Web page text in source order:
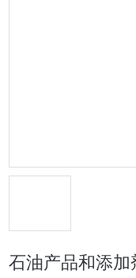
石油产品和添加